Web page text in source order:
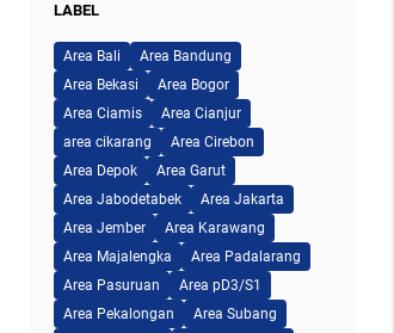
LABEL
Area Bali
Area Bandung
Area Bekasi
Area Bogor
Area Ciamis
Area Cianjur
area cikarang
Area Cirebon
Area Depok
Area Garut
Area Jabodetabek
Area Jakarta
Area Jember
Area Karawang
Area Majalengka
Area Padalarang
Area Pasuruan
Area pD3/S1
Area Pekalongan
Area Subang